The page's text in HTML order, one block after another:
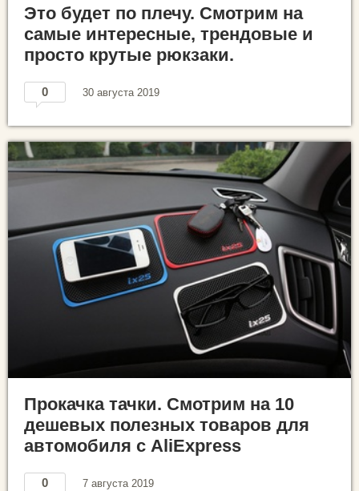
Это будет по плечу. Смотрим на
самые интересные, трендовые и
просто крутые рюкзаки.
0 30 августа 2019
Прокачка тачки. Смотрим на 10
дешевых полезных товаров для
автомобиля с AliExpress
0 7 августа 2019